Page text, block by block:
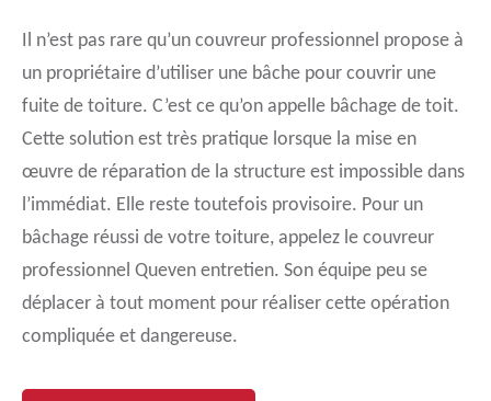
Il n’est pas rare qu’un couvreur professionnel propose à
un propriétaire d’utiliser une bâche pour couvrir une
fuite de toiture. C’est ce qu’on appelle bâchage de toit.
Cette solution est très pratique lorsque la mise en
œuvre de réparation de la structure est impossible dans
l’immédiat. Elle reste toutefois provisoire. Pour un
bâchage réussi de votre toiture, appelez le couvreur
professionnel Queven entretien. Son équipe peu se
déplacer à tout moment pour réaliser cette opération
compliquée et dangereuse.